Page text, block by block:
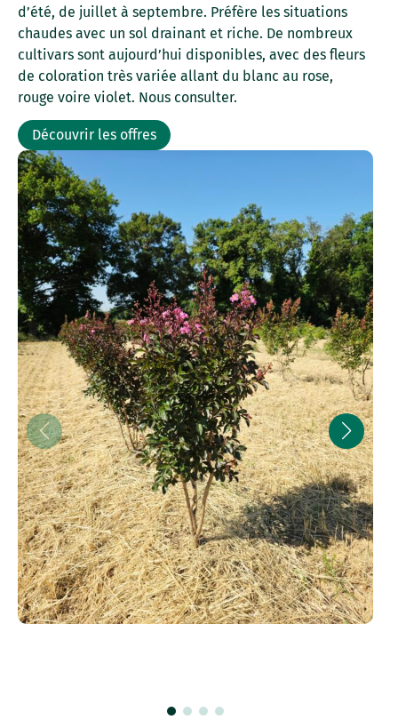
d’été, de juillet à septembre. Préfère les situations
chaudes avec un sol drainant et riche. De nombreux
cultivars sont aujourd’hui disponibles, avec des fleurs
de coloration très variée allant du blanc au rose,
rouge voire violet. Nous consulter.
Découvrir les offres